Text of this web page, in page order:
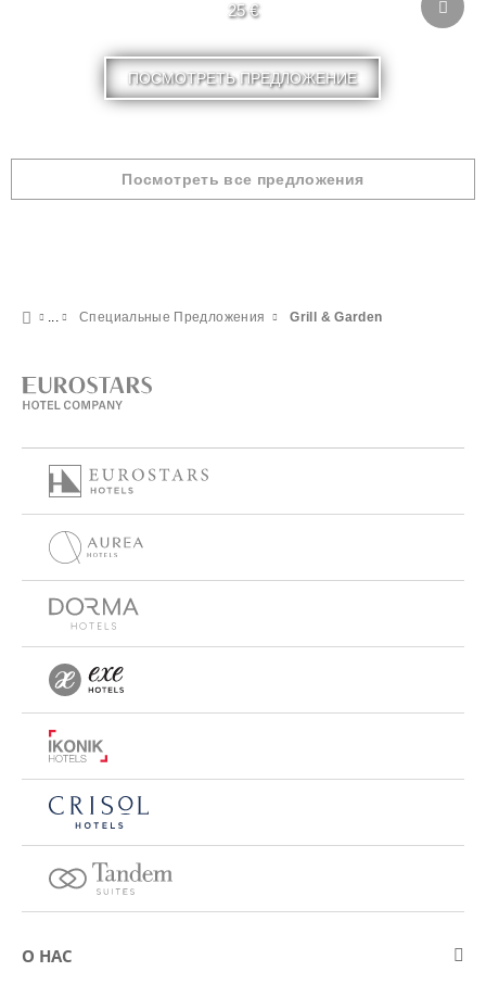
25 €
ПОСМОТРЕТЬ ПРЕДЛОЖЕНИЕ
Посмотреть все предложения
Специальные Предложения Grill & Garden
О НАС